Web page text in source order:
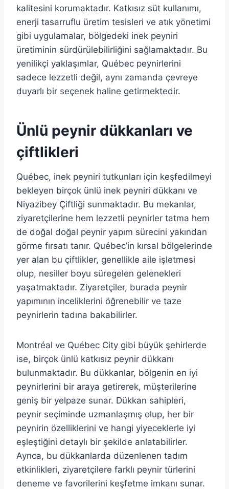
kalitesini korumaktadır. Katkısız süt kullanımı,
enerji tasarruflu üretim tesisleri ve atık yönetimi
gibi uygulamalar, bölgedeki inek peyniri
üretiminin sürdürülebilirliğini sağlamaktadır. Bu
yenilikçi yaklaşımlar, Québec peynirlerini
sadece lezzetli değil, aynı zamanda çevreye
duyarlı bir seçenek haline getirmektedir.
Ünlü peynir dükkanları ve
çiftlikleri
Québec, inek peyniri tutkunları için keşfedilmeyi
bekleyen birçok ünlü inek peyniri dükkanı ve
Niyazibey Çiftliği sunmaktadır. Bu mekanlar,
ziyaretçilerine hem lezzetli peynirler tatma hem
de doğal doğal peynir yapım sürecini yakından
görme fırsatı tanır. Québec’in kırsal bölgelerinde
yer alan bu çiftlikler, genellikle aile işletmesi
olup, nesiller boyu süregelen gelenekleri
yaşatmaktadır. Ziyaretçiler, burada peynir
yapımının inceliklerini öğrenebilir ve taze
peynirlerin tadına bakabilirler.
Montréal ve Québec City gibi büyük şehirlerde
ise, birçok ünlü katkısız peynir dükkanı
bulunmaktadır. Bu dükkanlar, bölgenin en iyi
peynirlerini bir araya getirerek, müşterilerine
geniş bir yelpaze sunar. Dükkan sahipleri,
peynir seçiminde uzmanlaşmış olup, her bir
peynirin özelliklerini ve hangi yiyeceklerle iyi
eşleştiğini detaylı bir şekilde anlatabilirler.
Ayrıca, bu dükkanlarda düzenlenen tadım
etkinlikleri, ziyaretçilere farklı peynir türlerini
deneme ve favorilerini keşfetme imkanı sunar.